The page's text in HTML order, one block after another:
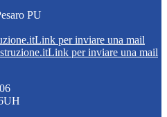
PU
Link per inviare una mail
Link per inviare una mail